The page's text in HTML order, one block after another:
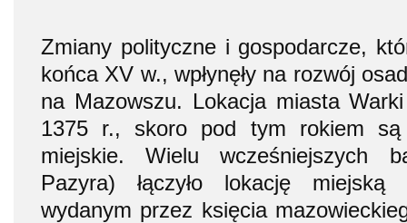
Zmiany polityczne i gospodarcze,
końca XV w., wpłynęły na rozwój
na Mazowszu. Lokacja miasta
1375 r., skoro pod tym rokiem są
miejskie. Wielu wcześniejszych
Pazyra) łączyło lokację
wydanym przez księcia